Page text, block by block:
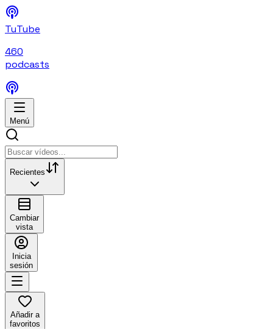
TuTube
460
podcasts
Menú
Recientes
Cambiar
vista
Inicia
sesión
Añadir a
favoritos